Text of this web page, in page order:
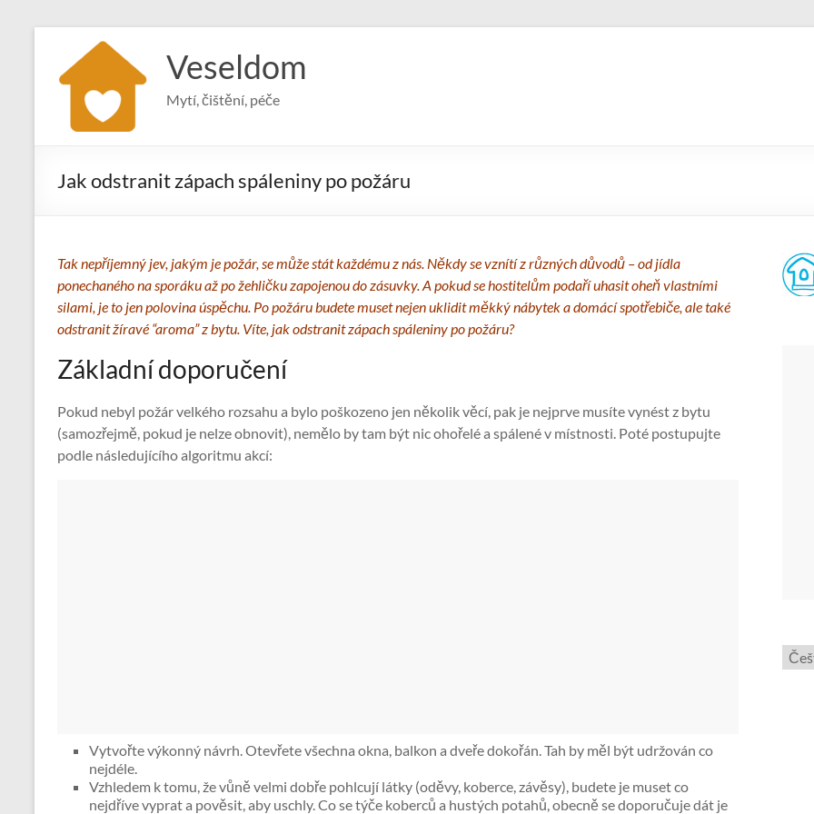
content
Veseldom
Mytí, čištění, péče
Jak odstranit zápach spáleniny po požáru
Tak nepříjemný jev, jakým je požár, se může stát každému z nás. Někdy se vznítí z různých důvodů – od jídla
ponechaného na sporáku až po žehličku zapojenou do zásuvky. A pokud se hostitelům podaří uhasit oheň vlastními
silami, je to jen polovina úspěchu. Po požáru budete muset nejen uklidit měkký nábytek a domácí spotřebiče, ale také
odstranit žíravé “aroma” z bytu. Víte, jak odstranit zápach spáleniny po požáru?
Základní doporučení
Pokud nebyl požár velkého rozsahu a bylo poškozeno jen několik věcí, pak je nejprve musíte vynést z bytu
(samozřejmě, pokud je nelze obnovit), nemělo by tam být nic ohořelé a spálené v místnosti. Poté postupujte
podle následujícího algoritmu akcí:
Vytvořte výkonný návrh. Otevřete všechna okna, balkon a dveře dokořán. Tah by měl být udržován co
nejdéle.
Vzhledem k tomu, že vůně velmi dobře pohlcují látky (oděvy, koberce, závěsy), budete je muset co
nejdříve vyprat a pověsit, aby uschly. Co se týče koberců a hustých potahů, obecně se doporučuje dát je
jazyk